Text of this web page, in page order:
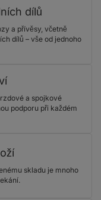
dílů
a přívěsy, včetně
dílů – vše od jednoho
a spojkové
podporu při každém
skladu je mnoho